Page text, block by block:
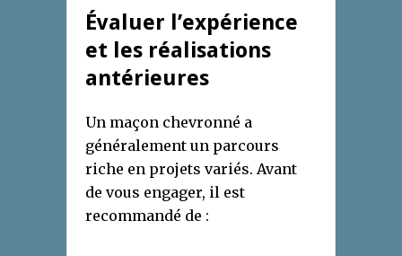
Évaluer l’expérience
et les réalisations
antérieures
Un maçon chevronné a
généralement un parcours
riche en projets variés. Avant
de vous engager, il est
recommandé de :